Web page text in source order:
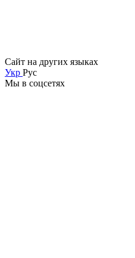
Сайт на других языках
Укр Рус
Мы в соцсетях